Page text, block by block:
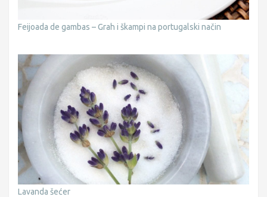
Feijoada de gambas – Grah i škampi na portugalski način
Lavanda šećer